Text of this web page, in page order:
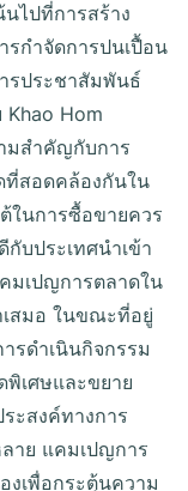
ไปที่การสร้าง
กำจัดการปนเปื้อน
รประชาสัมพันธ์
Hom
มสำคัญกับการ
ที่สอดคล้องกันใน
ในการซื้อขายควร
บประเทศนำเข้า
มเปญการตลาดใน
เสมอ ในขณะที่อยู่
รดำเนินกิจกรรม
เศษและขยาย
ะสงค์ทางการ
าย แคมเปญการ
งเพื่อกระตุ้นความ